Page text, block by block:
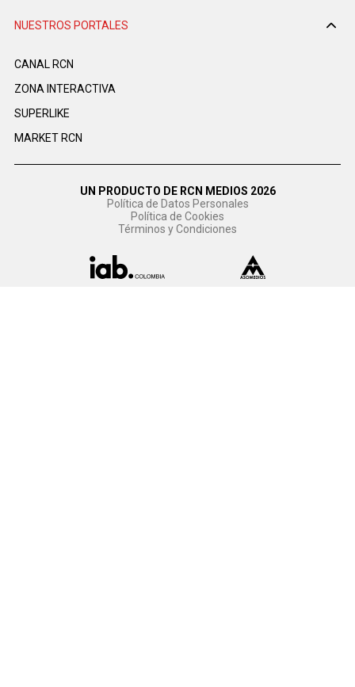
NUESTROS PORTALES
CANAL RCN
ZONA INTERACTIVA
SUPERLIKE
MARKET RCN
UN PRODUCTO DE RCN MEDIOS 2026
Política de Datos Personales
Política de Cookies
Términos y Condiciones